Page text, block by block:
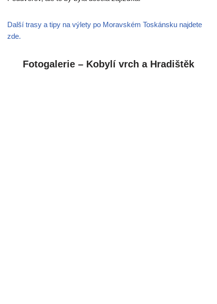
Další trasy a tipy na výlety po Moravském Toskánsku najdete
zde.
Fotogalerie – Kobylí vrch a Hradištěk